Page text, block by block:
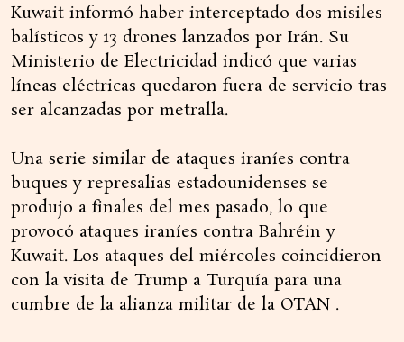
Kuwait informó haber interceptado dos misiles
balísticos y 13 drones lanzados por Irán. Su
Ministerio de Electricidad indicó que varias
líneas eléctricas quedaron fuera de servicio tras
ser alcanzadas por metralla.
Una serie similar de ataques iraníes contra
buques y represalias estadounidenses se
produjo a finales del mes pasado, lo que
provocó ataques iraníes contra Bahréin y
Kuwait. Los ataques del miércoles coincidieron
con la visita de Trump a Turquía para una
cumbre de la alianza militar de la OTAN .